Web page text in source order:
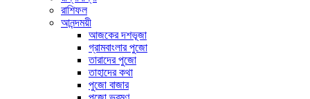
রাশিফল
আনন্দময়ী
আজকের দশভূজা
গ্রামবাংলার পুজো
তারাদের পুজো
তাহাদের কথা
পুজো বাজার